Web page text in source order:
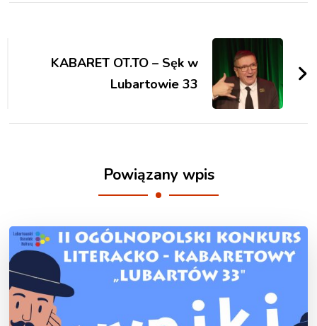
KABARET OT.TO – Sęk w
Lubartowie 33
Powiązany wpis